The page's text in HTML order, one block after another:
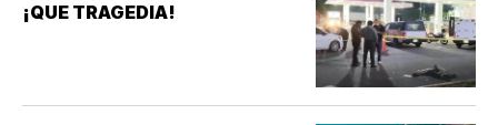
¡QUE TRAGEDIA!